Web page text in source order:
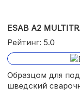
ESAB A2
Рейтинг: 5.0
Образцом для
шведский